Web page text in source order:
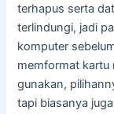
terhapus serta
terlindungi, jadi
komputer
memformat kartu
gunakan,
tapi biasanya